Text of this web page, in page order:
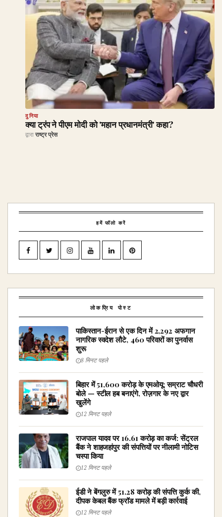
दुनिया
क्या ट्रंप ने पीएम मोदी को 'महान प्रधानमंत्री' कहा?
द्वारा राष्ट्र प्रेस
हमें फॉलो करें
लोकप्रिय पोस्ट
पाकिस्तान-ईरान से एक दिन में 2,292 अफगान
नागरिक स्वदेश लौटे, 460 परिवारों का पुनर्वास
शुरू
8 मिनट पहले
बिहार में ₹51,600 करोड़ के एमओयू: सम्राट चौधरी
बोले — स्टील हब बनाएंगे, रोज़गार के नए द्वार
खुलेंगे
12 मिनट पहले
राजपाल यादव पर ₹16.61 करोड़ का कर्ज: सेंट्रल
बैंक ने शाहजहांपुर की संपत्तियों पर नीलामी नोटिस
चस्पा किया
12 मिनट पहले
ईडी ने बेंगलुरु में ₹51.28 करोड़ की संपत्ति कुर्क की,
दीपक केबल बैंक फ्रॉड मामले में बड़ी कार्रवाई
12 मिनट पहले